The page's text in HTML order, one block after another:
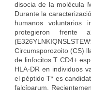
disocia de la molécula
Durante la
humanos voluntarios
protegieron
Circumsporozoito (CS)
de linfocitos T CD4+
HLA-DR en individuos
el péptido T* es
falcíparum.